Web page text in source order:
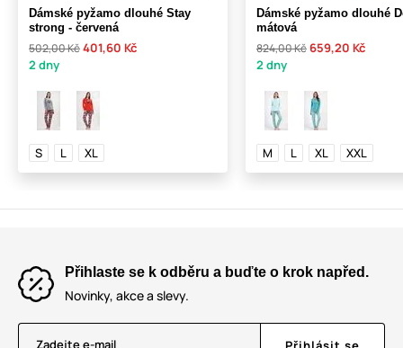
Dámské pyžamo dlouhé Stay
strong - červená
502,00 Kč401,60 Kč
2 dny
S L XL
Dámské pyžamo dlouhé
mátová
824,00 Kč 659,20 Kč
2 dny
M L XL XXL
Přihlaste se k odběru a buďte o krok napřed.
Novinky, akce a slevy.
Zadejte e-mail